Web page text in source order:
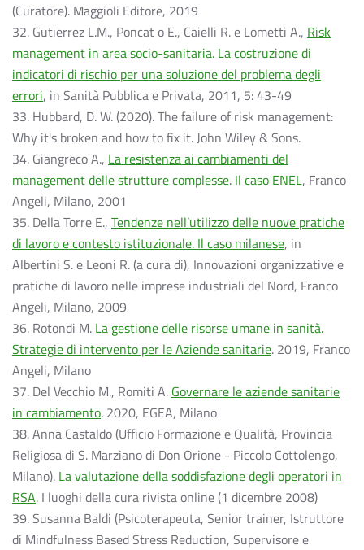
(Curatore). Maggioli Editore, 2019
32. Gutierrez L.M., Poncat o E., Caielli R. e Lometti A., Risk
management in area socio-sanitaria. La costruzione di
indicatori di rischio per una soluzione del problema degli
errori, in Sanità Pubblica e Privata, 2011, 5: 43-49
33. Hubbard, D. W. (2020). The failure of risk management:
Why it's broken and how to fix it. John Wiley & Sons.
34. Giangreco A., La resistenza ai cambiamenti del
management delle strutture complesse. Il caso ENEL, Franco
Angeli, Milano, 2001
35. Della Torre E., Tendenze nell’utilizzo delle nuove pratiche
di lavoro e contesto istituzionale. Il caso milanese, in
Albertini S. e Leoni R. (a cura di), Innovazioni organizzative e
pratiche di lavoro nelle imprese industriali del Nord, Franco
Angeli, Milano, 2009
36. Rotondi M. La gestione delle risorse umane in sanità.
Strategie di intervento per le Aziende sanitarie. 2019, Franco
Angeli, Milano
37. Del Vecchio M., Romiti A. Governare le aziende sanitarie
in cambiamento. 2020, EGEA, Milano
38. Anna Castaldo (Ufficio Formazione e Qualità, Provincia
Religiosa di S. Marziano di Don Orione - Piccolo Cottolengo,
Milano). La valutazione della soddisfazione degli operatori in
RSA. I luoghi della cura rivista online (1 dicembre 2008)
39. Susanna Baldi (Psicoterapeuta, Senior trainer, Istruttore
di Mindfulness Based Stress Reduction, Supervisore e